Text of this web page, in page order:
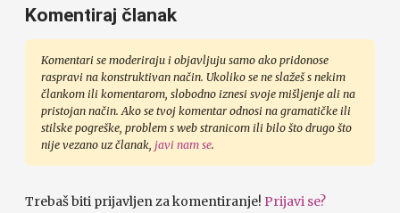
Komentiraj članak
Komentari se moderiraju i objavljuju samo ako pridonose
raspravi na konstruktivan način. Ukoliko se ne slažeš s nekim
člankom ili komentarom, slobodno iznesi svoje mišljenje ali na
pristojan način. Ako se tvoj komentar odnosi na gramatičke ili
stilske pogreške, problem s web stranicom ili bilo što drugo što
nije vezano uz članak, javi nam se.
Trebaš biti prijavljen za komentiranje! Prijavi se?